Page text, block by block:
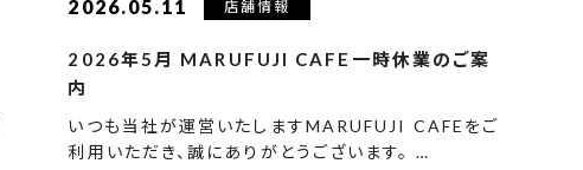
2026.05.11 店舗情報
2026年5月 MARUFUJI CAFE一時休業のご案
内
いつも当社が運営いたしますMARUFUJI CAFEをご
利用いただき、誠にありがとうございます。 …